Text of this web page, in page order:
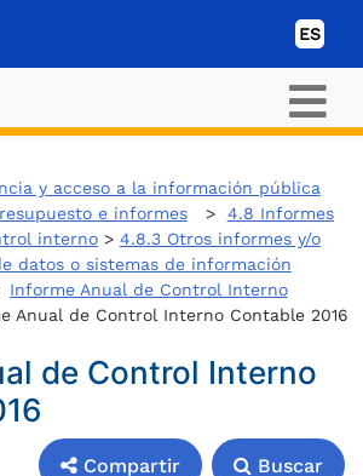
ES
y acceso a la información pública
e informes> 4.8 Informes
interno> 4.8.3 Otros informes y/o
datos o sistemas de información
Informe Anual de Control Interno
de Control Interno Contable 2016
de Control Interno
Compartir Buscar